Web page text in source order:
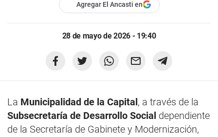
Agregar El Ancasti en
28 de mayo de 2026 - 19:40
La Municipalidad de la Capital , a través de la
Subsecretaría de Desarrollo Social dependiente
de la Secretaría de Gabinete y Modernización,